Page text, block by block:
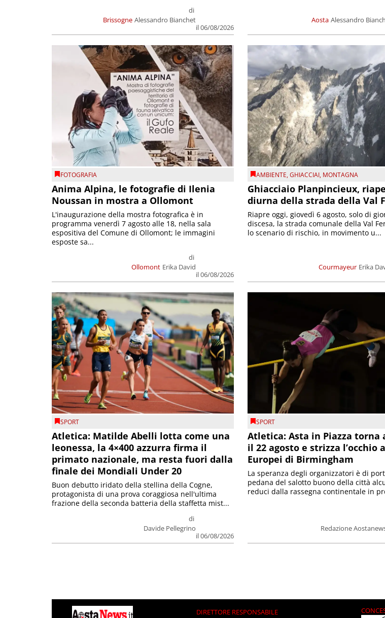
Brissogne
di
Alessandro Bianchet
il 06/08/2026
Aosta Alessandro
FOTOGRAFIA
Anima Alpina, le fotografie di Ilenia
Noussan in mostra a Ollomont
Ollomont
di
Erika David
il 06/08/2026
L'inaugurazione della mostra fotografica è in
programma venerdì 7 agosto alle 18, nella sala
espositiva del Comune di Ollomont; le immagini
esposte sa...
AMBIENTE,GHIACCIAI, MONTAGNA
Ghiacciaio Planpincieux,
diurna della strada della Val
Courmayeur Erika
Riapre oggi, giovedì 6 agosto, solo di
discesa, la strada comunale della Val
lo scenario di rischio, in movimento u...
SPORT
Atletica: Matilde Abelli lotta come una
leonessa, la 4×400 azzurra firma il
primato nazionale, ma resta fuori dalla
finale dei Mondiali Under 20
di
Davide Pellegrino
il 06/08/2026
Buon debutto iridato della stellina della Cogne,
protagonista di una prova coraggiosa nell'ultima
frazione della seconda batteria della staffetta mist...
SPORT
Atletica: Asta in Piazza torna
il 22 agosto e strizza l’occhio
Europei di Birmingham
Redazione
La speranza degli organizzatori è di
pedana del salotto buono della città
reduci dalla rassegna continentale in
DIRETTORE RESPONSABILE